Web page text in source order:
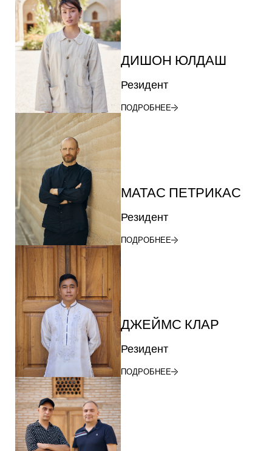
ДИШОН ЮЛДАШ
Резидент
ПОДРОБНЕЕ
МАТАС ПЕТРИКАС
Резидент
ПОДРОБНЕЕ
ДЖЕЙМС КЛАР
Резидент
ПОДРОБНЕЕ